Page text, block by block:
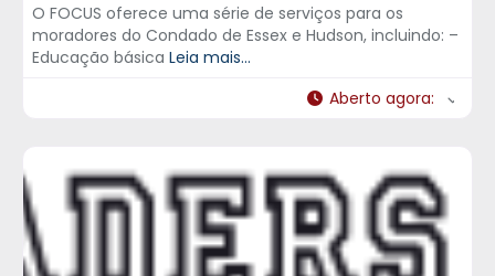
O FOCUS oferece uma série de serviços para os
moradores do Condado de Essex e Hudson, incluindo: –
Educação básica Leia mais...
Aberto agora: